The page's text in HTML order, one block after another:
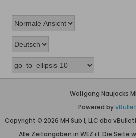
Wolfgang Naujocks
Powered by
Copyright © 2026 MH Sub I, LLC dba
Alle Zeitangaben in WEZ+1. Die Seite